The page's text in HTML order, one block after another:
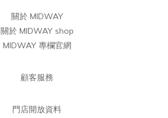
關於 MIDWAY
關於 MIDWAY shop
MIDWAY 專欄官網
顧客服務
門店開放資料